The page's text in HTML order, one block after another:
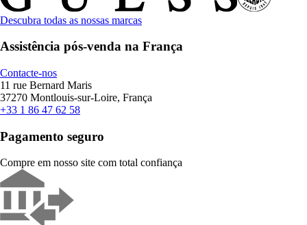
Descubra todas as nossas marcas
Assistência pós-venda na França
Contacte-nos
11 rue Bernard Maris
37270 Montlouis-sur-Loire, França
+33 1 86 47 62 58
Pagamento seguro
Compre em nosso site com total confiança